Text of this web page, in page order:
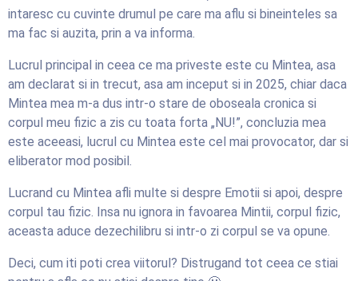
intaresc cu cuvinte drumul pe care ma aflu si bineinteles sa
ma fac si auzita, prin a va informa.
Lucrul principal in ceea ce ma priveste este cu Mintea, asa
am declarat si in trecut, asa am inceput si in 2025, chiar daca
Mintea mea m-a dus intr-o stare de oboseala cronica si
corpul meu fizic a zis cu toata forta „NU!”, concluzia mea
este aceeasi, lucrul cu Mintea este cel mai provocator, dar si
eliberator mod posibil.
Lucrand cu Mintea afli multe si despre Emotii si apoi, despre
corpul tau fizic. Insa nu ignora in favoarea Mintii, corpul fizic,
aceasta aduce dezechilibru si intr-o zi corpul se va opune.
Deci, cum iti poti crea viitorul? Distrugand tot ceea ce stiai